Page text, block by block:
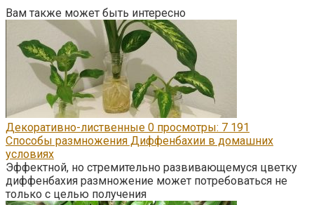
Вам также может быть интересно
Декоративно-лиственные 0 просмотры: 7 191
Способы размножения Диффенбахии в домашних
условиях
Эффектной, но стремительно развивающемуся цветку
диффенбахия размножение может потребоваться не
только с целью получения